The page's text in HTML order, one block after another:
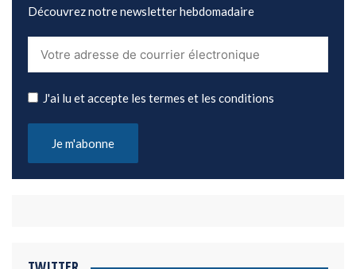
Découvrez notre newsletter hebdomadaire
J'ai lu et accepte les termes et les conditions